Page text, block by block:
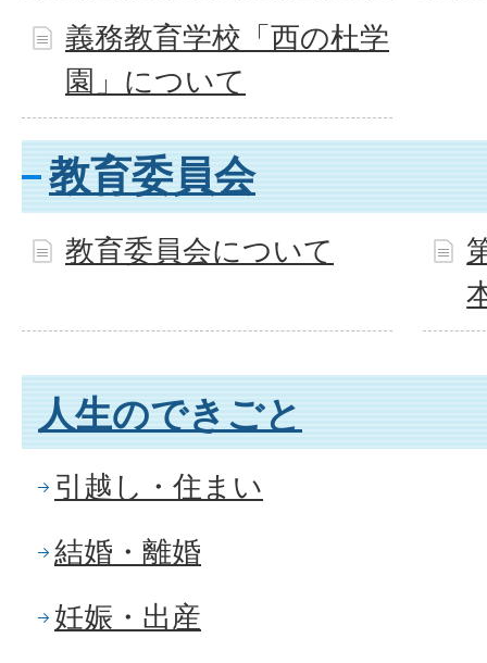
義務教育学校「西の杜学
園」について
教育委員会
教育委員会について
人生のできごと
引越し・住まい
結婚・離婚
妊娠・出産